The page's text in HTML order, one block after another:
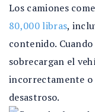
Los camiones
80,000 libras,
contenido.
sobrecargan el
incorrectamente o
desastroso.